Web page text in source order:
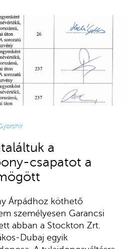
a
csapatot a
Árpádhoz köthető
személyesen Garancsi
abban a Stockton Zrt.
Dubaj egyik